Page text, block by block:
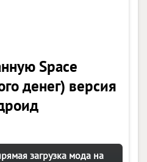
Space
денег) версия
загрузка мода на